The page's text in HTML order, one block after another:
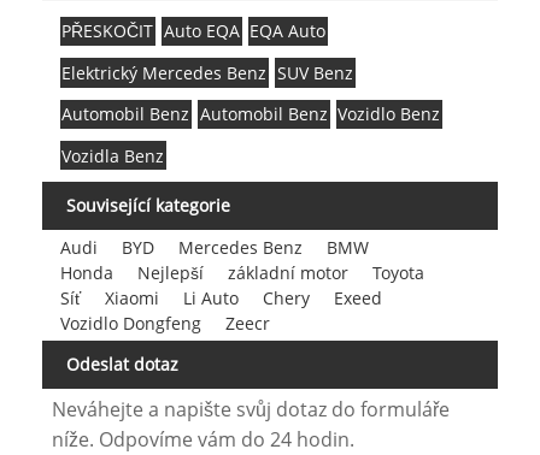
PŘESKOČIT Auto EQA EQA Auto
Elektrický Mercedes Benz SUV Benz
Automobil Benz Automobil Benz Vozidlo Benz
Vozidla Benz
Související kategorie
Audi
BYD Mercedes Benz
BMW
Honda
Nejlepší základní motor
Toyota
Síť
Xiaomi Li Auto Chery
Exeed
Vozidlo Dongfeng
Zeecr
Odeslat dotaz
Neváhejte a napište svůj dotaz do formuláře
níže. Odpovíme vám do 24 hodin.